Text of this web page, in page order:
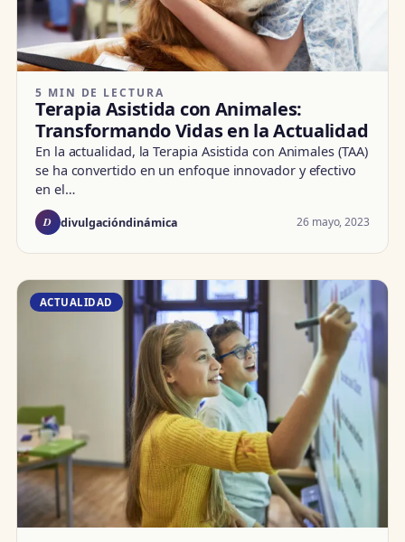
5 MIN DE LECTURA
Terapia Asistida con Animales:
Transformando Vidas en la Actualidad
En la actualidad, la Terapia Asistida con Animales (TAA)
se ha convertido en un enfoque innovador y efectivo
en el…
D divulgacióndinámica 26 mayo, 2023
ACTUALIDAD